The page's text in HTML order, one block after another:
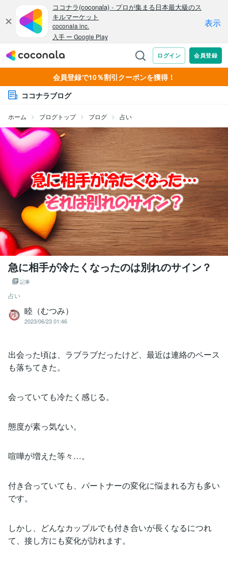
会員登録で10％割引クーポンを獲得！
ココナラブログ
ホーム ブログトップ ブログ 占い
急に相手が冷たくなったのは別れのサイン？
記事
占い
睦（むつみ）
2023/06/23 01:46
出会った頃は、ラブラブだったけど、最近は連絡のペース
も落ちてきた。
会っていても冷たく感じる。
態度が素っ気ない。
喧嘩が増えた等々…。
付き合っていても、パートナーの変化に悩まれる方も多い
です。
しかし、どんなカップルでも付き合いが長くなるにつれ
て、接し方にも変化が訪れます。